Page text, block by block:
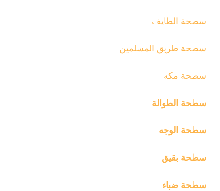
سطحة الطايف
سطحة طريق المسلمين
سطحة مكه
سطحة الطوالة
سطحة الوجه
سطحة بقيق
سطحة ضباء